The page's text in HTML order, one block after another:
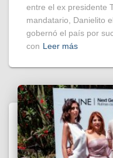
entre el ex presidente
mandatario, Danielito
gobernó el país por
con Leer más